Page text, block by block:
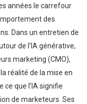
années le carrefour
des
Dans un entretien de
de l’IA générative,
marketing (CMO),
réalité de la mise en
ce que l’IA signifie
de marketeurs. Ses